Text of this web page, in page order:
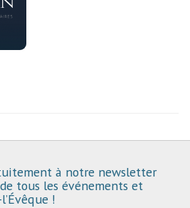
à notre newsletter
tous les événements et
!